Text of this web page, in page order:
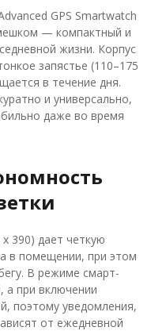
GPS Smartwatch
— компактный и
жизни. Корпус
запястье (110–175
в течение дня.
и универсально,
даже во время
390) дает четкую
в помещении, при этом
В режиме смарт-
а при включении
поэтому уведомления,
от ежедневной